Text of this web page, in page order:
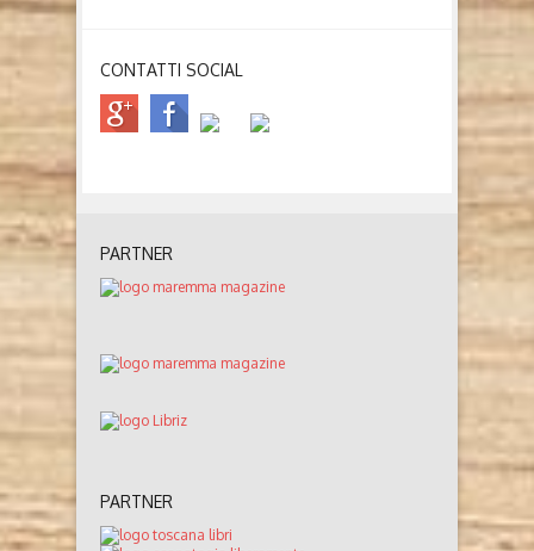
CONTATTI SOCIAL
PARTNER
PARTNER